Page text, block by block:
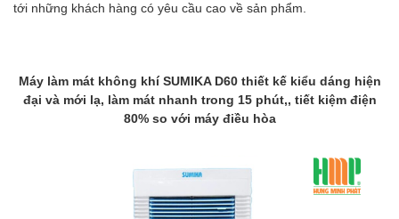
tới những khách hàng có yêu cầu cao về sản phẩm.
Máy làm mát không khí SUMIKA D60 thiết kế kiểu dáng hiện
đại và mới lạ, làm mát nhanh trong 15 phút,, tiết kiệm điện
80% so với máy điều hòa